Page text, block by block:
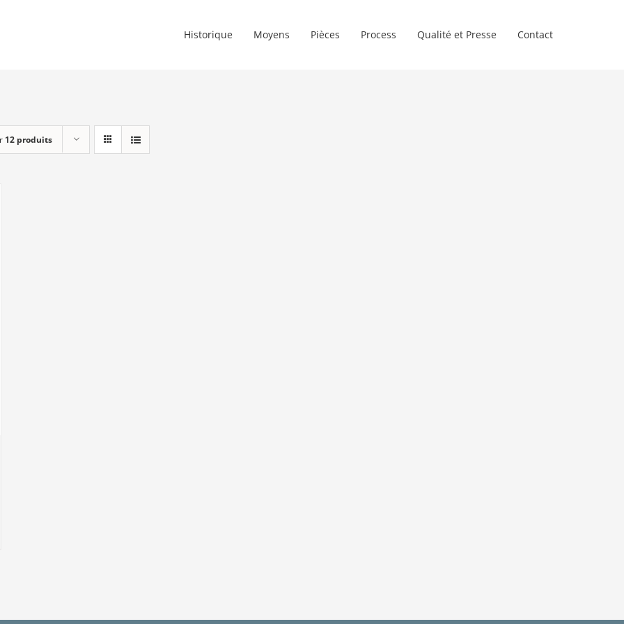
Historique Moyens Pièces Process Qualité et Presse Contact
12 produits